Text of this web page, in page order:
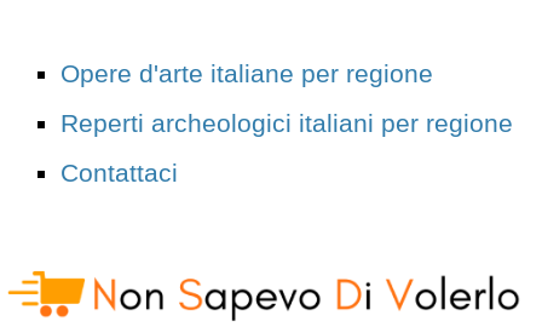
Opere d'arte italiane per regione
Reperti archeologici italiani per regione
Contattaci